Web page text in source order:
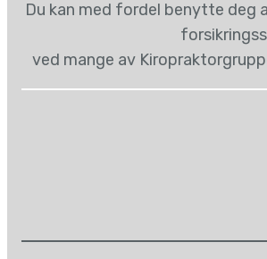
Du kan med fordel benytte deg
ved mange av